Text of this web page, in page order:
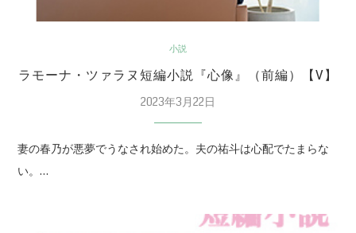
小説
ラモーナ・ツァラヌ短編小説『心像』（前編）【V】
2023年3月22日
妻の春乃が悪夢でうなされ始めた。夫の祐斗は心配でたまらな
い。…